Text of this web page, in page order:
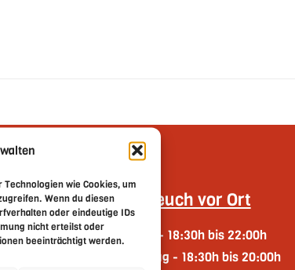
wie Cookies, um
Wenn du diesen
oder eindeutige IDs
nicht erteilst oder
beeinträchtigt werden.
Gewehr,
Für euch vor Ort
Mittwoch - 18:30h bis 22:00h
Donnerstag - 18:30h bis 20:00h